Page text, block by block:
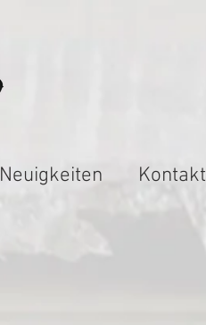
Neuigkeiten Kontakt